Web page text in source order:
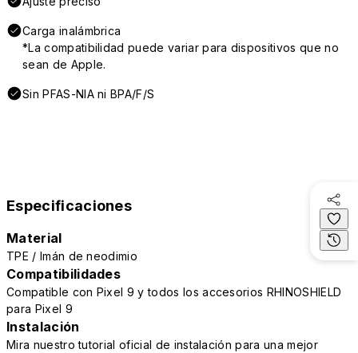
Carga inalámbrica
*La compatibilidad puede variar para dispositivos que no
sean de Apple.
Sin PFAS-NIA ni BPA/F/S
Especificaciones
Material
TPE / Imán de neodimio
Compatibilidades
Compatible con Pixel 9 y todos los accesorios RHINOSHIELD
para Pixel 9
Instalación
Mira nuestro tutorial oficial de instalación para una mejor